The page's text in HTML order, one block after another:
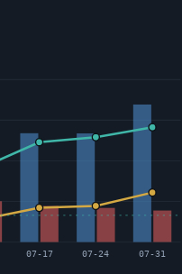
07-17 07-24 07-31